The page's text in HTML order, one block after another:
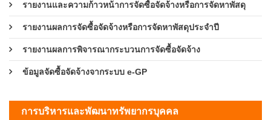
รายงานและความก้าวหน้าการจัดซื้อจัดจ้างหรือการจัดหาพัสดุ
รายงานผลการจัดซื้อจัดจ้างหรือการจัดหาพัสดุประจำปี
รายงานผลการพิจารณากระบวนการจัดซื้อจัดจ้าง
ข้อมูลจัดซื้อจัดจ้างจากระบบ e-GP
การบริหารและพัฒนาทรัพยากรบุคคล